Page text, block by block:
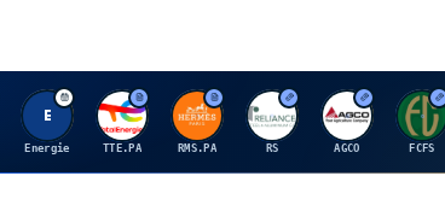
E
Energie
T
TTE.PA
H
RMS.PA
R
RS
A
AGCO
F
FCFS